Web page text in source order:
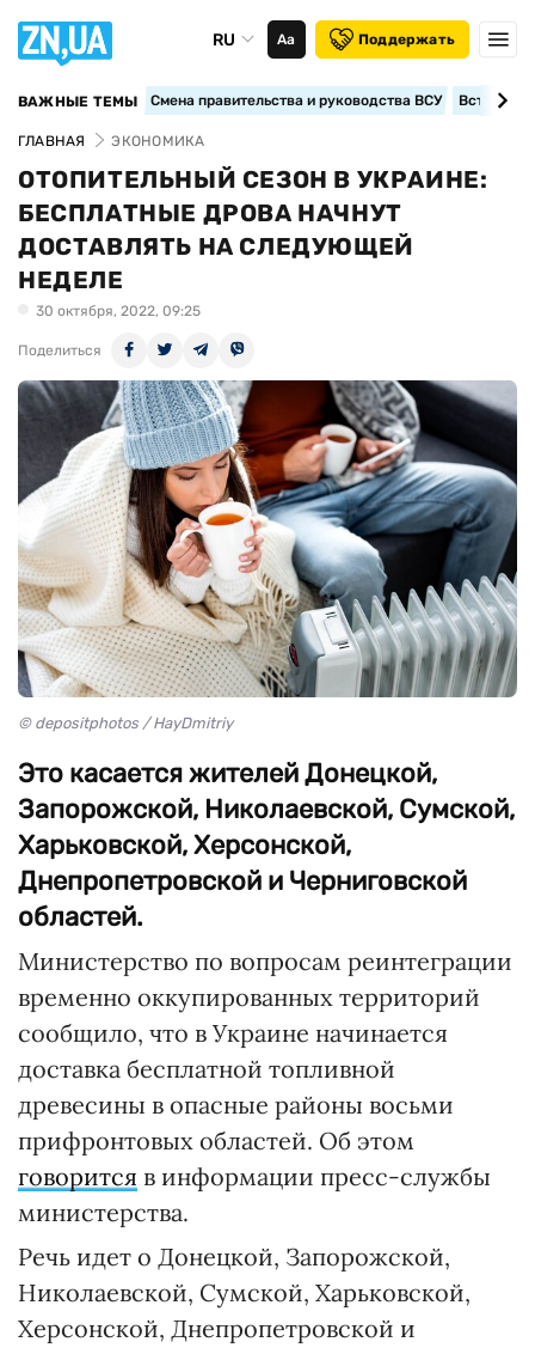
RU Аа Поддержать
ВАЖНЫЕ ТЕМЫ Смена правительства и руководства ВСУ
ГЛАВНАЯ ЭКОНОМИКА
ОТОПИТЕЛЬНЫЙ СЕЗОН В УКРАИНЕ:
БЕСПЛАТНЫЕ ДРОВА НАЧНУТ
ДОСТАВЛЯТЬ НА СЛЕДУЮЩЕЙ
НЕДЕЛЕ
30 октября, 2022, 09:25
Поделиться
© depositphotos / HayDmitriy
Это касается жителей Донецкой,
Запорожской, Николаевской, Сумской,
Харьковской, Херсонской,
Днепропетровской и Черниговской
областей.
Министерство по вопросам реинтеграции
временно оккупированных территорий
сообщило, что в Украине начинается
доставка бесплатной топливной
древесины в опасные районы восьми
прифронтовых областей. Об этом
говорится в информации пресс-службы
министерства.
Речь идет о Донецкой, Запорожской,
Николаевской, Сумской, Харьковской,
Херсонской, Днепропетровской и